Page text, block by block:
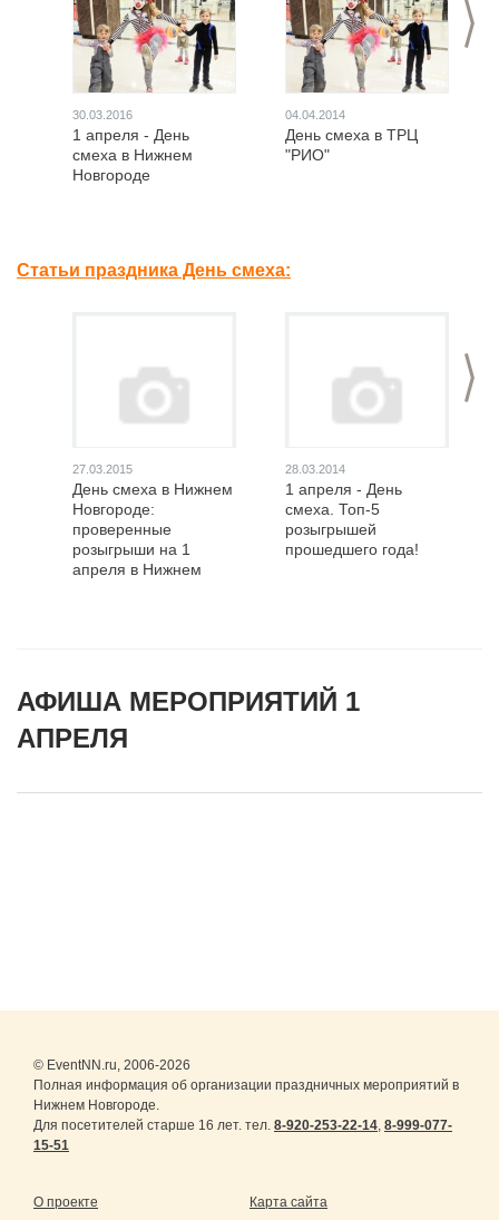
>
30.03.2016
1 апреля - День
смеха в Нижнем
Новгороде
04.04.2014
День смеха в ТРЦ
"РИО"
Статьи праздника День смеха:
>
27.03.2015
День смеха в Нижнем
Новгороде:
проверенные
розыгрыши на 1
апреля в Нижнем
28.03.2014
1 апреля - День
смеха. Топ-5
розыгрышей
прошедшего года!
АФИША МЕРОПРИЯТИЙ 1
АПРЕЛЯ
© EventNN.ru, 2006-2026
Полная информация об организации праздничных мероприятий в
Нижнем Новгороде.
Для посетителей старше 16 лет. тел. 8-920-253-22-14, 8-999-077-
15-51
О проекте Карта сайта